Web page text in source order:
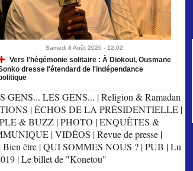
Samedi 8 Août 2026 - 12:02
Vers l'hégémonie solitaire : À Diokoul, Ousmane
dresse l'étendard de l'indépendance
GENS... LES GENS... |Religion & Ramadan
|ÉCHOS DE LA PRÉSIDENTIELLE |
& BUZZ |PHOTO |ENQUÊTES &
|VIDÉOS |Revue de presse |
|Bien être |QUI SOMMES NOUS ? |PUB |Lu
|Le billet de "Konetou"